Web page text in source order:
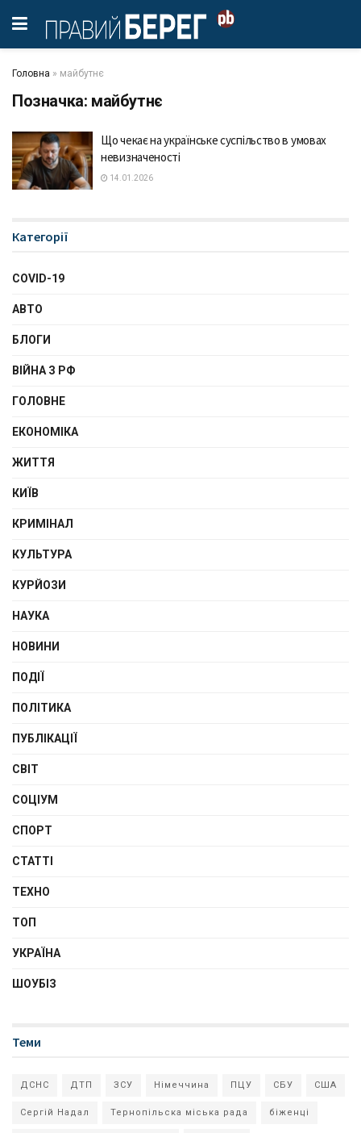
Головна » майбутнє
Позначка: майбутнє
Що чекає на українське суспільство в умовах
невизначеності
14.01.2026
Категорії
COVID-19
АВТО
БЛОГИ
ВІЙНА З РФ
ГОЛОВНЕ
ЕКОНОМІКА
ЖИТТЯ
КИЇВ
КРИМІНАЛ
КУЛЬТУРА
КУРЙОЗИ
НАУКА
НОВИНИ
ПОДІЇ
ПОЛІТИКА
ПУБЛІКАЦІЇ
СВІТ
СОЦІУМ
СПОРТ
СТАТТІ
ТЕХНО
ТОП
УКРАЇНА
ШОУБІЗ
Теми
ДСНС ДТП ЗСУ Німеччина ПЦУ СБУ США
Сергій Надал Тернопільска міська рада біженці